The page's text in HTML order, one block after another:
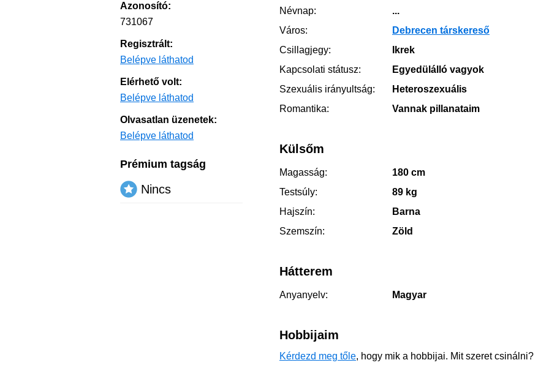
Névnap:
...
Város:
Debrecen társkereső
Csillagjegy:
Ikrek
Kapcsolati státusz:
Egyedülálló vagyok
Szexuális irányultság:
Heteroszexuális
Romantika:
Vannak pillanataim
Külsőm
Magasság:
180 cm
Testsúly:
89 kg
Hajszín:
Barna
Szemszín:
Zöld
Hátterem
Anyanyelv: Magyar
Hobbijaim
Kérdezd meg tőle, hogy mik a hobbijai. Mit szeret csinálni?
Azonosító:
731067
Regisztrált:
Belépve láthatod
Elérhető volt:
Belépve láthatod
Olvasatlan üzenetek:
Belépve láthatod
Prémium tagság
Nincs